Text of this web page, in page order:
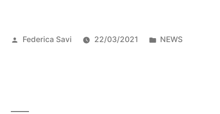
Federica Savi 22/03/2021 NEWS